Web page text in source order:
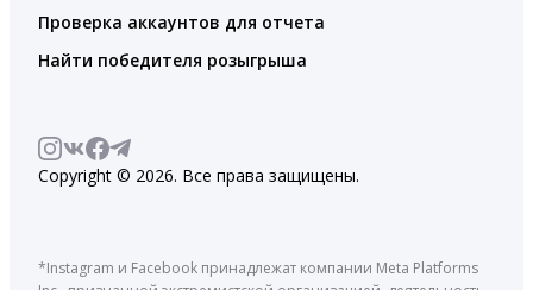
Проверка аккаунтов для отчета
Найти победителя розыгрыша
Copyright © 2026. Все права защищены.
*Instagram и Facebook принадлежат компании Meta Platforms